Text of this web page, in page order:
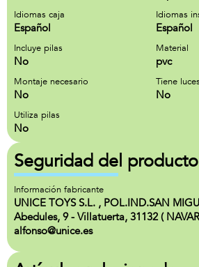
Idiomas caja
Español
Idiomas
Español
Incluye pilas
No
Material
pvc
Montaje necesario
No
Tiene luces
No
Utiliza pilas
No
Seguridad del producto
Información fabricante
UNICE TOYS S.L. , POL.IND.SAN
Abedules, 9 - Villatuerta, 31132 (
alfonso@unice.es